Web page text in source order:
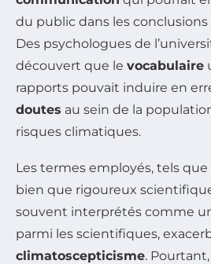
du public dans les conclusions
Des psychologues de
découvert que le vocabulaire
rapports pouvait induire en
doutes au sein de la
risques climatiques.
Les termes employés, tels que
bien que rigoureux
souvent interprétés comme
parmi les scientifiques,
climatoscepticisme.